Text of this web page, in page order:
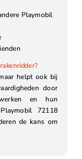
Playmobil
helpt ook bij
door
en hun
72118
de kans om